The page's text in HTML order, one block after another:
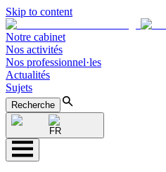
Skip to content
Notre cabinet
Nos activités
Nos professionnel·les
Actualités
Sujets
Recherche
FR